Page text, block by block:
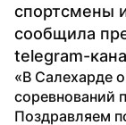
спортсмены
сообщила
telegram-
«В Салехарде
соревнований